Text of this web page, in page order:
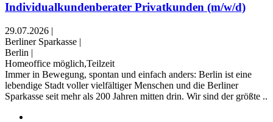
Individualkundenberater Privatkunden (m/w/d)
29.07.2026 |
Berliner Sparkasse |
Berlin |
Homeoffice möglich,Teilzeit
Immer in Bewegung, spontan und einfach anders: Berlin ist eine
lebendige Stadt voller vielfältiger Menschen und die Berliner
Sparkasse seit mehr als 200 Jahren mitten drin. Wir sind der größte ..